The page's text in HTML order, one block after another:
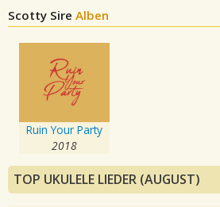
Scotty Sire Alben
Ruin Your Party
2018
TOP UKULELE LIEDER (AUGUST)